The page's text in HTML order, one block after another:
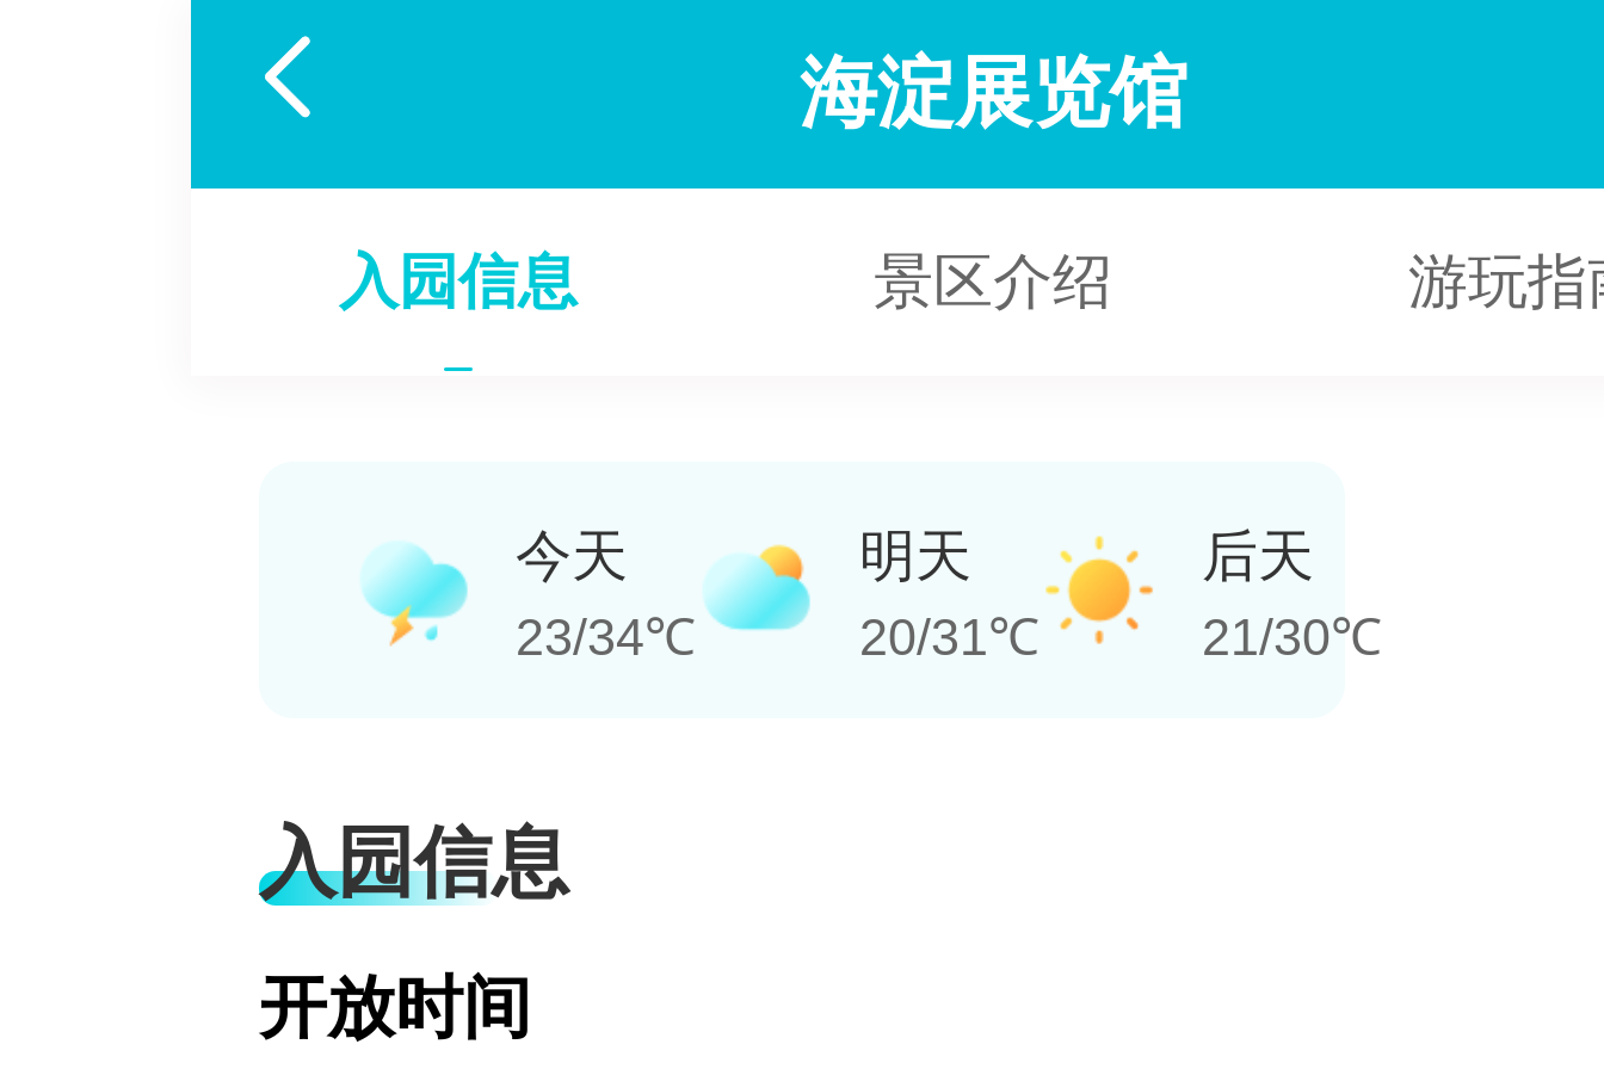
 海淀展览馆
入园信息 景区介绍 游玩指
今天
23/34℃
明天
20/31℃
后天
21/30℃
入园信息
开放时间